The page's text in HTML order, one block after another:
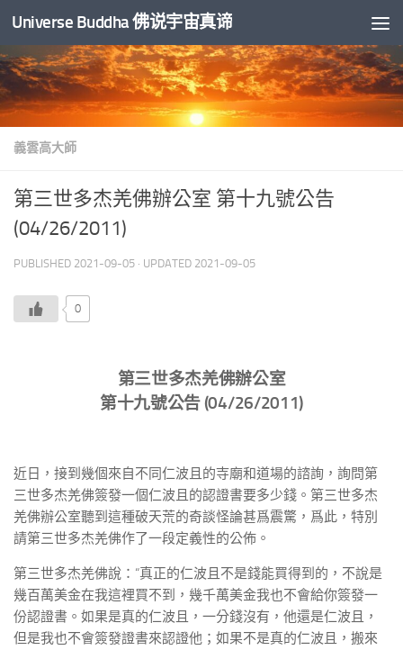
Skip to content
Universe Buddha 佛说宇宙真谛
義雲高大師
第三世多杰羌佛辦公室 第十九號公告
(04/26/2011)
PUBLISHED 2021-09-05 · UPDATED 2021-09-05
0
第三世多杰羌佛辦公室
第十九號公告 (04/26/2011)
近日，接到幾個來自不同仁波且的寺廟和道場的諮詢，詢問第
三世多杰羌佛簽發一個仁波且的認證書要多少錢。第三世多杰
羌佛辦公室聽到這種破天荒的奇談怪論甚爲震驚，爲此，特別
請第三世多杰羌佛作了一段定義性的公佈。
第三世多杰羌佛說：“真正的仁波且不是錢能買得到的，不說是
幾百萬美金在我這裡買不到，幾千萬美金我也不會給你簽發一
份認證書。如果是真的仁波且，一分錢沒有，他還是仁波且，
但是我也不會簽發證書來認證他；如果不是真的仁波且，搬來